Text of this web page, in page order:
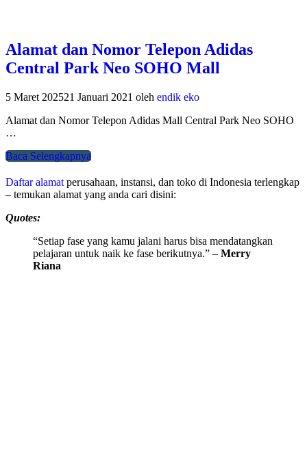
Alamat dan Nomor Telepon Adidas
Central Park Neo SOHO Mall
5 Maret 202521 Januari 2021 oleh endik eko
Alamat dan Nomor Telepon Adidas Mall Central Park Neo SOHO
…
Baca Selengkapnya
Daftar alamat perusahaan, instansi, dan toko di Indonesia terlengkap
– temukan alamat yang anda cari disini:
Quotes:
“Setiap fase yang kamu jalani harus bisa mendatangkan
pelajaran untuk naik ke fase berikutnya.” – Merry
Riana